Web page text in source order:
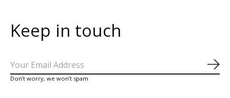
Keep in touch
Don’t worry, we won’t spam